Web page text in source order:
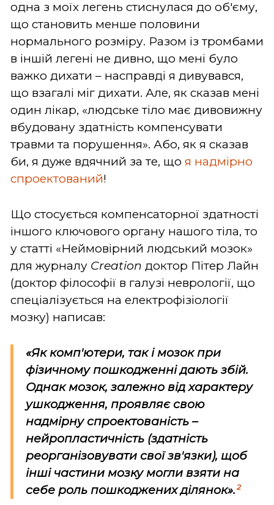
одна з моїх легень стиснулася до об'єму,
що становить менше половини
нормального розміру. Разом із тромбами
в іншій легені не дивно, що мені було
важко дихати – насправді я дивувався,
що взагалі міг дихати. Але, як сказав мені
один лікар, «людське тіло має дивовижну
вбудовану здатність компенсувати
травми та порушення». Або, як я сказав
би, я дуже вдячний за те, що я надмірно
спроектований!
Що стосується компенсаторної здатності
іншого ключового органу нашого тіла, то
у статті «Неймовірний людський мозок»
для журналу Creation доктор Пітер Лайн
(доктор філософії в галузі неврології, що
спеціалізується на електрофізіології
мозку) написав:
«Як комп'ютери, так і мозок при
фізичному пошкодженні дають збій.
Однак мозок, залежно від характеру
ушкодження, проявляє свою
надмірну спроектованість –
нейропластичність (здатність
реорганізовувати свої зв'язки), щоб
інші частини мозку могли взяти на
себе роль пошкоджених ділянок». 2